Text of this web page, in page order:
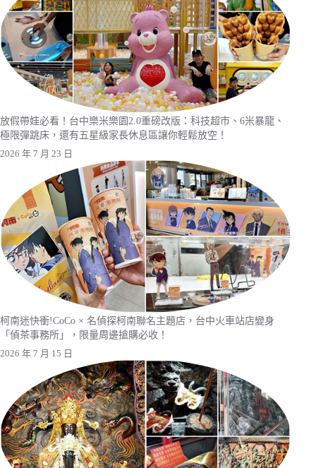
放假帶娃必看！台中樂米樂園2.0重磅改版：科技超市、6米暴龍、
極限彈跳床，還有五星級家長休息區讓你輕鬆放空！
2026 年 7 月 23 日
柯南迷快衝!CoCo × 名偵探柯南聯名主題店，台中火車站店變身
「偵茶事務所」，限量周邊搶購必收！
2026 年 7 月 15 日